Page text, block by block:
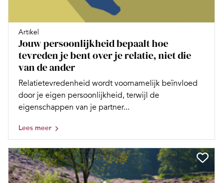
Artikel
Jouw persoonlijkheid bepaalt hoe
tevreden je bent over je relatie, niet die
van de ander
Relatietevredenheid wordt voornamelijk beïnvloed
door je eigen persoonlijkheid, terwijl de
eigenschappen van je partner...
Lees meer